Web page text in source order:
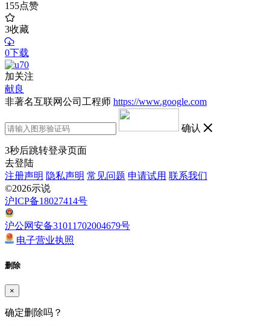
155点赞
3收藏
0下载
加关注
献良
非著名互联网公司工程师 https://www.google.com
确认
3秒后跳转登录页面
去登陆
注册声明 隐私声明 常见问题 申请试用 联系我们
©2026示说
沪ICP备18027414号
沪公网安备31011702004679号
电子营业执照
删除
×
确定删除吗？